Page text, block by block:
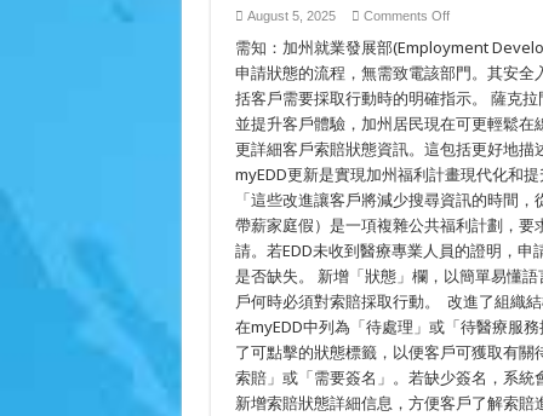
August 5, 2025 Comments Offon
簡
化
加
州
線
上
残
障
保
險
申
請
需知：加州就業發展部(Employment
申請狀態的流程，無需致電該部門。其安
括客戶需要採取行動時的明確指示。 薩克
並提升客戶體驗，加州居民現在可更輕鬆在
更詳細客戶索賠狀態資訊。這包括更好地
myEDD更新是實現加州福利計畫現代化和
「這些改進讓客戶將減少搜尋資訊的時間
帶薪家庭假）是一項複雜公共福利計劃，
請。若EDD未收到醫療專業人員的證明，
是否缺失。 新增「狀態」欄，以簡單易懂
戶何時必須對索賠採取行動。 改進了組織
在myEDD中列為「待處理」或「待醫療服
了可點擊的狀態標籤，以便客戶可獲取有
索賠」或「需要簽名」。若缺少簽名，系統
新增索賠狀態詳細信息，方便客戶了解索賠